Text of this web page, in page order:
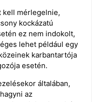
kell mérlegelnie,
kockázatú
ez nem indokolt,
lehet például egy
karbantartója
esetén.
általában,
az